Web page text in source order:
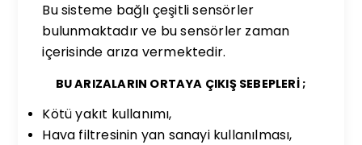
Bu sisteme bağlı çeşitli sensörler
bulunmaktadır ve bu sensörler zaman
içerisinde arıza vermektedir.
BU ARIZALARIN ORTAYA ÇIKIŞ SEBEPLERİ ;
Kötü yakıt kullanımı,
Hava filtresinin yan sanayi kullanılması,